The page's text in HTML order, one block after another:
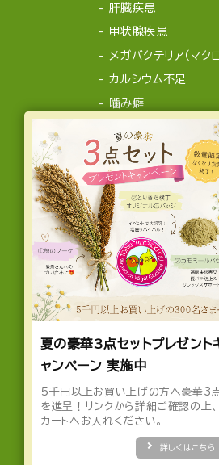
肝臓疾患
甲状腺疾患
メガバクテリア（マク
カルシウム不足
噛み癖
夏の豪華3点セットプレゼント
ャンペーン 実施中
5千円以上お買い上げの方へ豪華3
を進呈！リンクから詳細ご確認の上、
カートへお入れください。
詳しくはこちら